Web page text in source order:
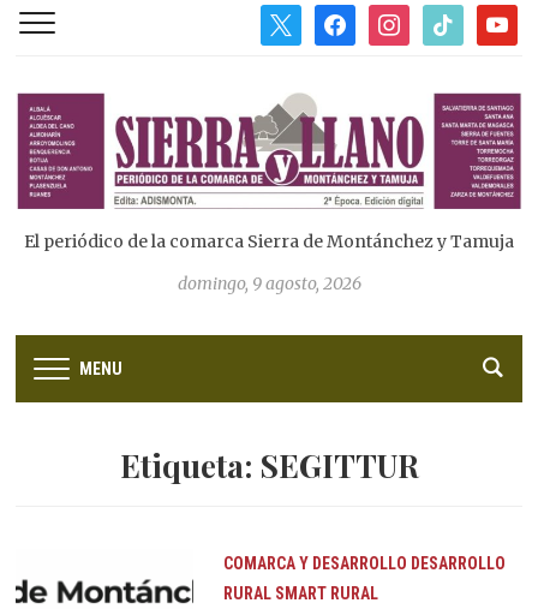
facebookinstagram
tiktok
El periódico de la comarca Sierra de Montánchez y Tamuja
domingo, 9 agosto, 2026
MENU
Etiqueta: SEGITTUR
COMARCA Y DESARROLLO DESARROLLO
RURAL SMART RURAL